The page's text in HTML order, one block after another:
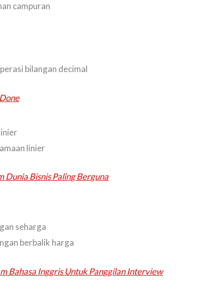
campuran
bilangan decimal
linier
Dunia Bisnis Paling Berguna
seharga
berbalik harga
Bahasa Inggris Untuk Panggilan Interview